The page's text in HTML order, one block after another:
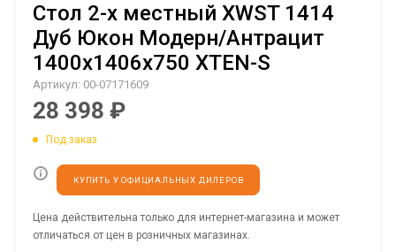
Стол 2-х местный XWST 1414
Дуб Юкон Модерн/Антрацит
1400х1406х750 XTEN-S
Артикул: 00-07171609
28 398 ₽
Под заказ
КУПИТЬ У ОФИЦИАЛЬНЫХ ДИЛЕРОВ
Цена действительна только для интернет-магазина и может
отличаться от цен в розничных магазинах.